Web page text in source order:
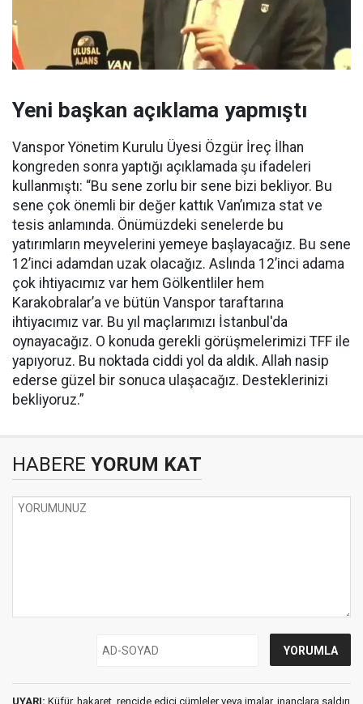
Yeni başkan açıklama yapmıştı
Vanspor Yönetim Kurulu Üyesi Özgür İreç İlhan
kongreden sonra yaptığı açıklamada şu ifadeleri
kullanmıştı: “Bu sene zorlu bir sene bizi bekliyor. Bu
sene çok önemli bir değer kattık Van’ımıza stat ve
tesis anlamında. Önümüzdeki senelerde bu
yatırımların meyvelerini yemeye başlayacağız. Bu sene
12’inci adamdan uzak olacağız. Aslında 12’inci adama
çok ihtiyacımız var hem Gölkentliler hem
Karakobralar’a ve bütün Vanspor taraftarına
ihtiyacımız var. Bu yıl maçlarımızı İstanbul'da
oynayacağız. O konuda gerekli görüşmelerimizi TFF ile
yapıyoruz. Bu noktada ciddi yol da aldık. Allah nasip
ederse güzel bir sonuca ulaşacağız. Desteklerinizi
bekliyoruz.”
HABERE YORUM KAT
UYARI: Küfür, hakaret, rencide edici cümleler veya imalar, inançlara saldırı